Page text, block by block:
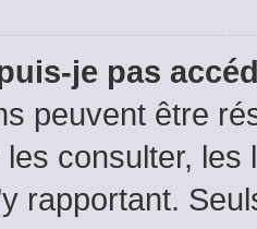
je pas
peuvent être
consulter,
rapportant.